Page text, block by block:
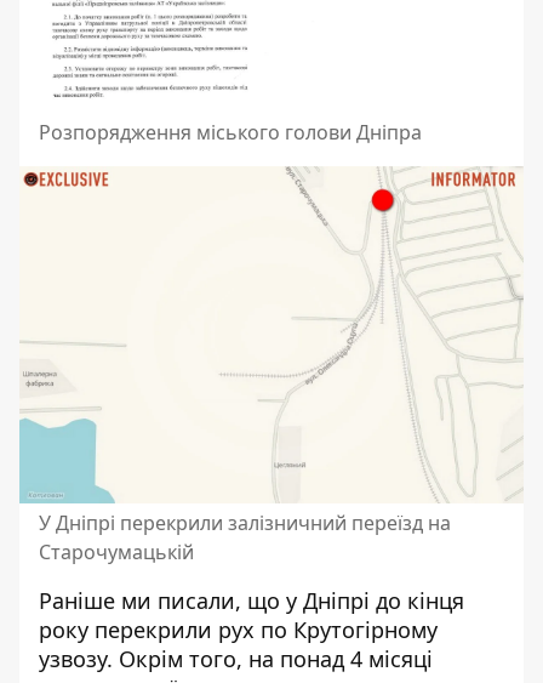
Розпорядження міського голови Дніпра
У Дніпрі перекрили залізничний переїзд на
Старочумацькій
Раніше ми писали, що у Дніпрі до кінця
року перекрили рух по Крутогірному
узвозу. Окрім того, на понад 4 місяці